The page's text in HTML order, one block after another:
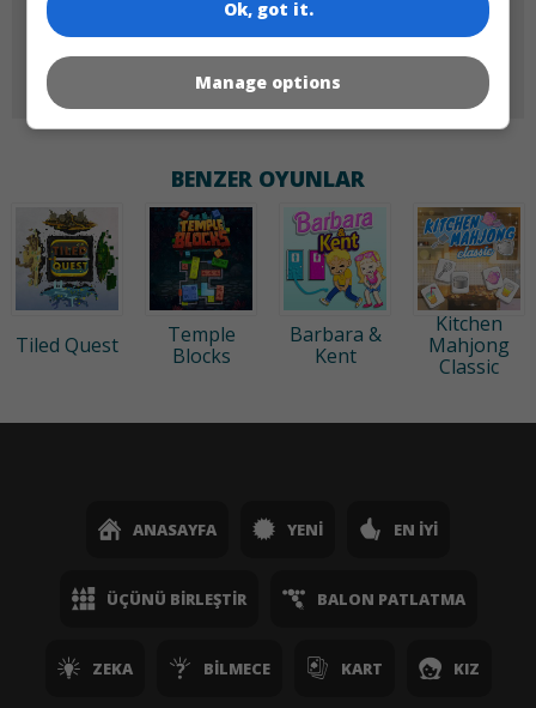
60x60
BENZER OYUNLAR
Tiled Quest
Temple
Blocks
Barbara &
Kent
Kitchen
Mahjong
Classic
ANASAYFA YENI EN İYI
ÜÇÜNÜ BIRLEŞTIR BALON PATLATMA
ZEKA BILMECE KART KIZ
Ok, got it.
Manage options